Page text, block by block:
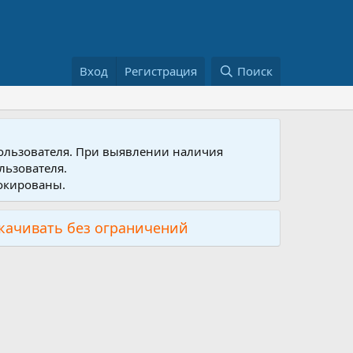
Вход Регистрация Поиск
При выявлении наличия
без ограничений